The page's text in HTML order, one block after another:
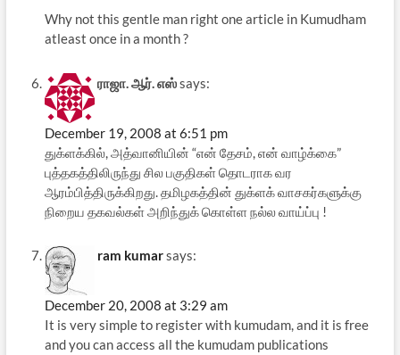
Why not this gentle man right one article in Kumudham
atleast once in a month ?
ராஜா. ஆர். எஸ்says:
December 19, 2008 at 6:51 pm
துக்ளக்கில், அத்வானியின் “என் தேசம், என் வாழ்க்கை”
புத்தகத்திலிருந்து சில பகுதிகள் தொடராக வர
ஆரம்பித்திருக்கிறது. தமிழகத்தின் துக்ளக் வாசகர்களுக்கு
நிறைய தகவல்கள் அறிந்துக் கொள்ள நல்ல வாய்ப்பு !
ram kumarsays:
December 20, 2008 at 3:29 am
It is very simple to register with kumudam, and it is free
and you can access all the kumudam publications